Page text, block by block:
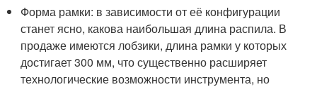
Форма рамки: в зависимости от её конфигурации
станет ясно, какова наибольшая длина распила. В
продаже имеются лобзики, длина рамки у которых
достигает 300 мм, что существенно расширяет
технологические возможности инструмента, но